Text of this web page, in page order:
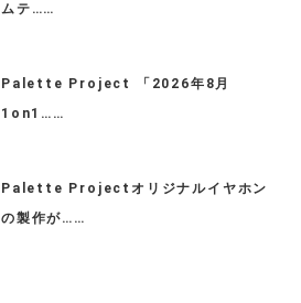
ムテ……
Palette Project 「2026年8月
1on1……
Palette Projectオリジナルイヤホン
の製作が……